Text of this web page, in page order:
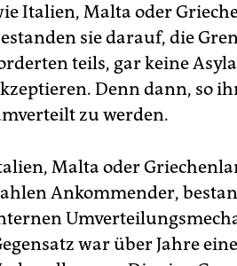
Italien, Malta oder
sie darauf, die
teils, gar keine
Denn dann, so
zu werden.
Malta oder
Ankommender,
war über Jahre